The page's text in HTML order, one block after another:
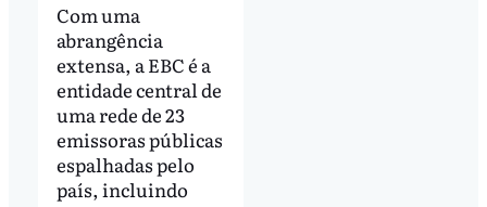
Com uma
abrangência
extensa, a EBC é a
entidade central de
uma rede de 23
emissoras públicas
espalhadas pelo
país, incluindo